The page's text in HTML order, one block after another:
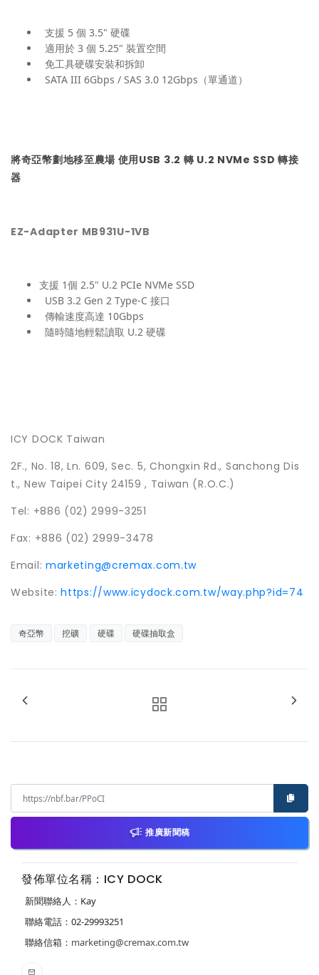
支援 5 個 3.5" 硬碟
適用於 3 個 5.25" 裝置空間
免工具硬碟安裝和拆卸
SATA III 6Gbps / SAS 3.0 12Gbps（單通道）
將奇亞幣劃地移至農場 使用USB 3.2 轉 U.2 NVMe SSD 轉接
器
EZ-Adapter MB931U-1VB
支援 1個 2.5" U.2 PCIe NVMe SSD
USB 3.2 Gen 2 Type-C 接口
傳輸速度高達 10Gbps
隨時隨地輕鬆讀取 U.2 硬碟
ICY DOCK Taiwan
2F., No. 18, Ln. 609, Sec. 5, Chongxin Rd., Sanchong Dis
t., New Taipei City 24159 , Taiwan (R.O.C.)
Tel: +886 (02) 2999-3251
Fax: +886 (02) 2999-3478
Email: marketing@cremax.com.tw
Website:https://www.icydock.com.tw/way.php?id=74
奇亞幣 挖礦 硬碟 硬碟抽取盒
推廣新聞稿
發佈單位名稱：ICY DOCK
新聞聯絡人：Kay
聯絡電話：02-29993251
聯絡信箱： marketing@cremax.com.tw